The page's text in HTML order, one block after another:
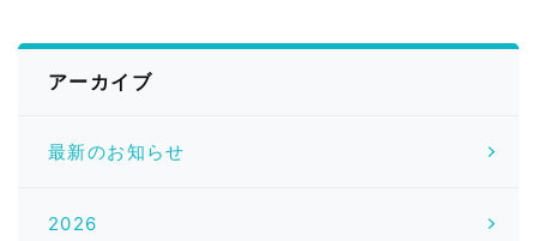
アーカイブ
最新のお知らせ
2026